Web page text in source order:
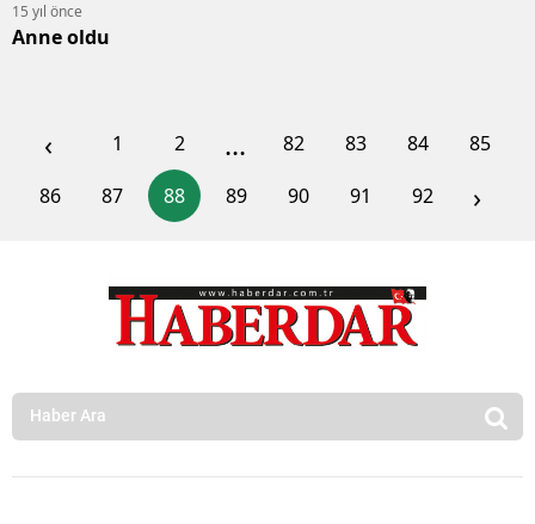
15 yıl önce
Anne oldu
‹ 1 2 ... 82 83 84
85
86
87 88 89 90 91 92 ›